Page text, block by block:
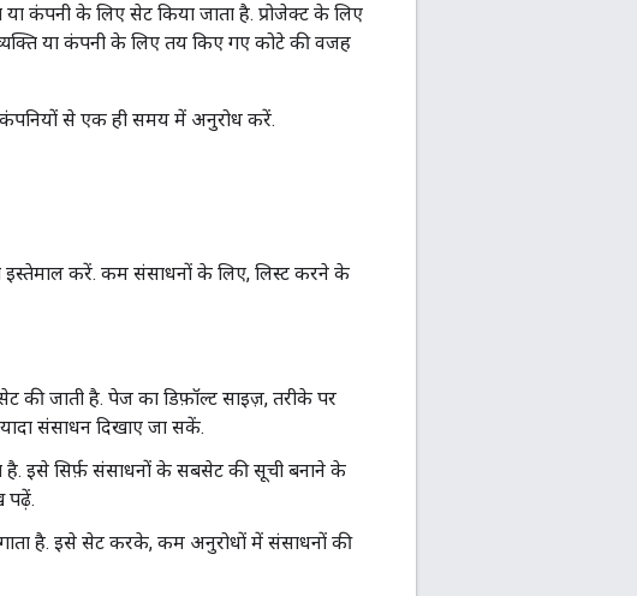
कंपनी के लिए सेट किया जाता है. प्रोजेक्ट के लिए
व्यक्ति या कंपनी के लिए तय किए गए कोटे की वजह
कंपनियों से एक ही समय में अनुरोध करें.
इस्तेमाल करें. कम संसाधनों के लिए, लिस्ट करने के
की जाती है. पेज का डिफ़ॉल्ट साइज़, तरीके पर
संसाधन दिखाए जा सकें.
है. इसे सिर्फ़ संसाधनों के सबसेट की सूची बनाने के
पढ़ें.
है. इसे सेट करके, कम अनुरोधों में संसाधनों की